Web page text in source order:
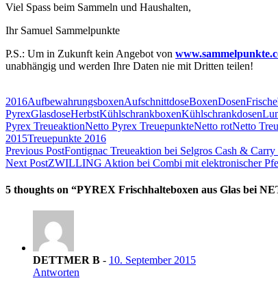
Viel Spass beim Sammeln und Haushalten,
Ihr Samuel Sammelpunkte
P.S.: Um in Zukunft kein Angebot von
unabhängig und werden Ihre Daten nie mit Dritten teilen!
2016AufbewahrungsboxenAufschnittdoseBoxenDosen
PyrexGlasdoseHerbstKühlschrankboxenKühlschrankdosen
Pyrex TreueaktionNetto Pyrex TreuepunkteNetto rotNetto
2015Treuepunkte 2016
Previous PostFontignac Treueaktion bei Selgros Cash &
Next PostZWILLING Aktion bei Combi mit elektronischer
5 thoughts on “PYREX Frischhalteboxen aus Glas bei
DETTMER B - 10. September 2015
Antworten